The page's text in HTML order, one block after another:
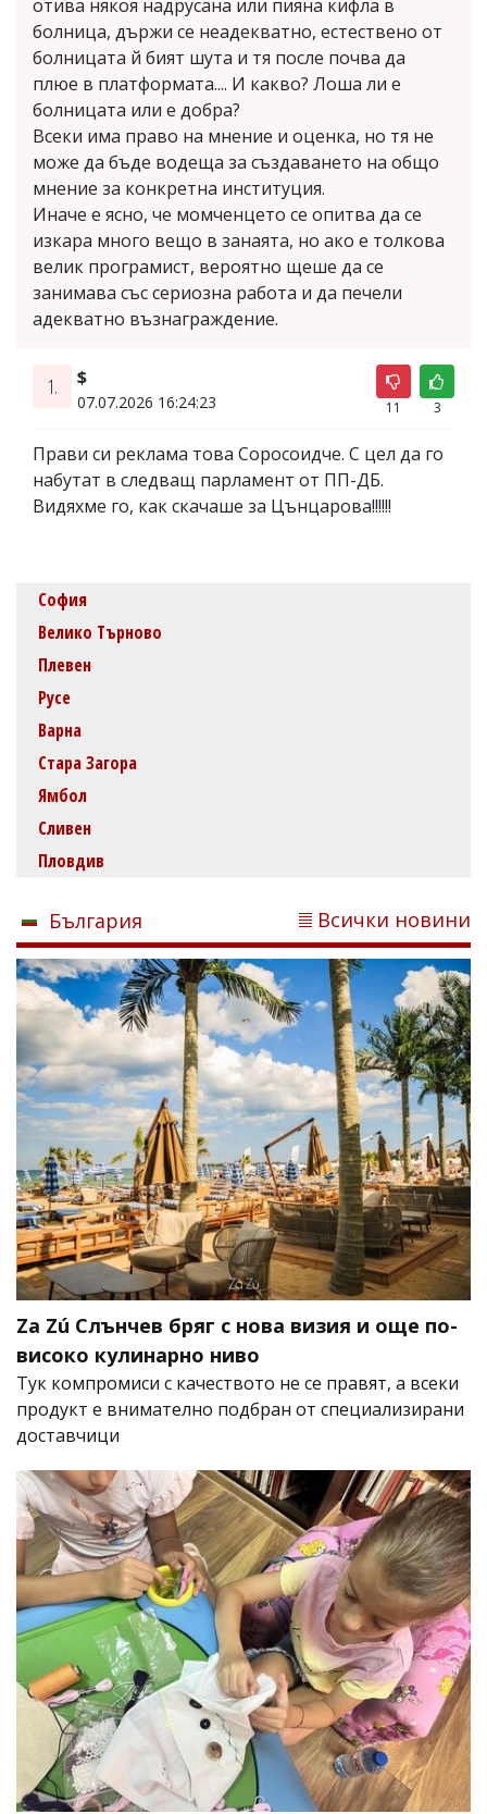
отива някоя надрусана или пияна кифла в
болница, държи се неадекватно, естествено от
болницата й бият шута и тя после почва да
плюе в платформата.... И какво? Лоша ли е
болницата или е добра?
Всеки има право на мнение и оценка, но тя не
може да бъде водеща за създаването на общо
мнение за конкретна институция.
Иначе е ясно, че момченцето се опитва да се
изкара много вещо в занаята, но ако е толкова
велик програмист, вероятно щеше да се
занимава със сериозна работа и да печели
адекватно възнаграждение.
1. $
07.07.2026 16:24:23 11 3
Прави си реклама това Соросоидче. С цел да го
набутат в следващ парламент от ПП-ДБ.
Видяхме го, как скачаше за Цънцарова!!!!!!
София
Велико Търново
Плевен
Русе
Варна
Стара Загора
Ямбол
Сливен
Пловдив
България Всички новини
Za Zú Слънчев бряг с нова визия и още по-
високо кулинарно ниво
Тук компромиси с качеството не се правят, а всеки
продукт е внимателно подбран от специализирани
доставчици